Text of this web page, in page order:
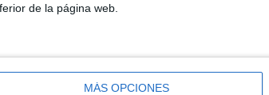
de la página web.
MÁS OPCIONES